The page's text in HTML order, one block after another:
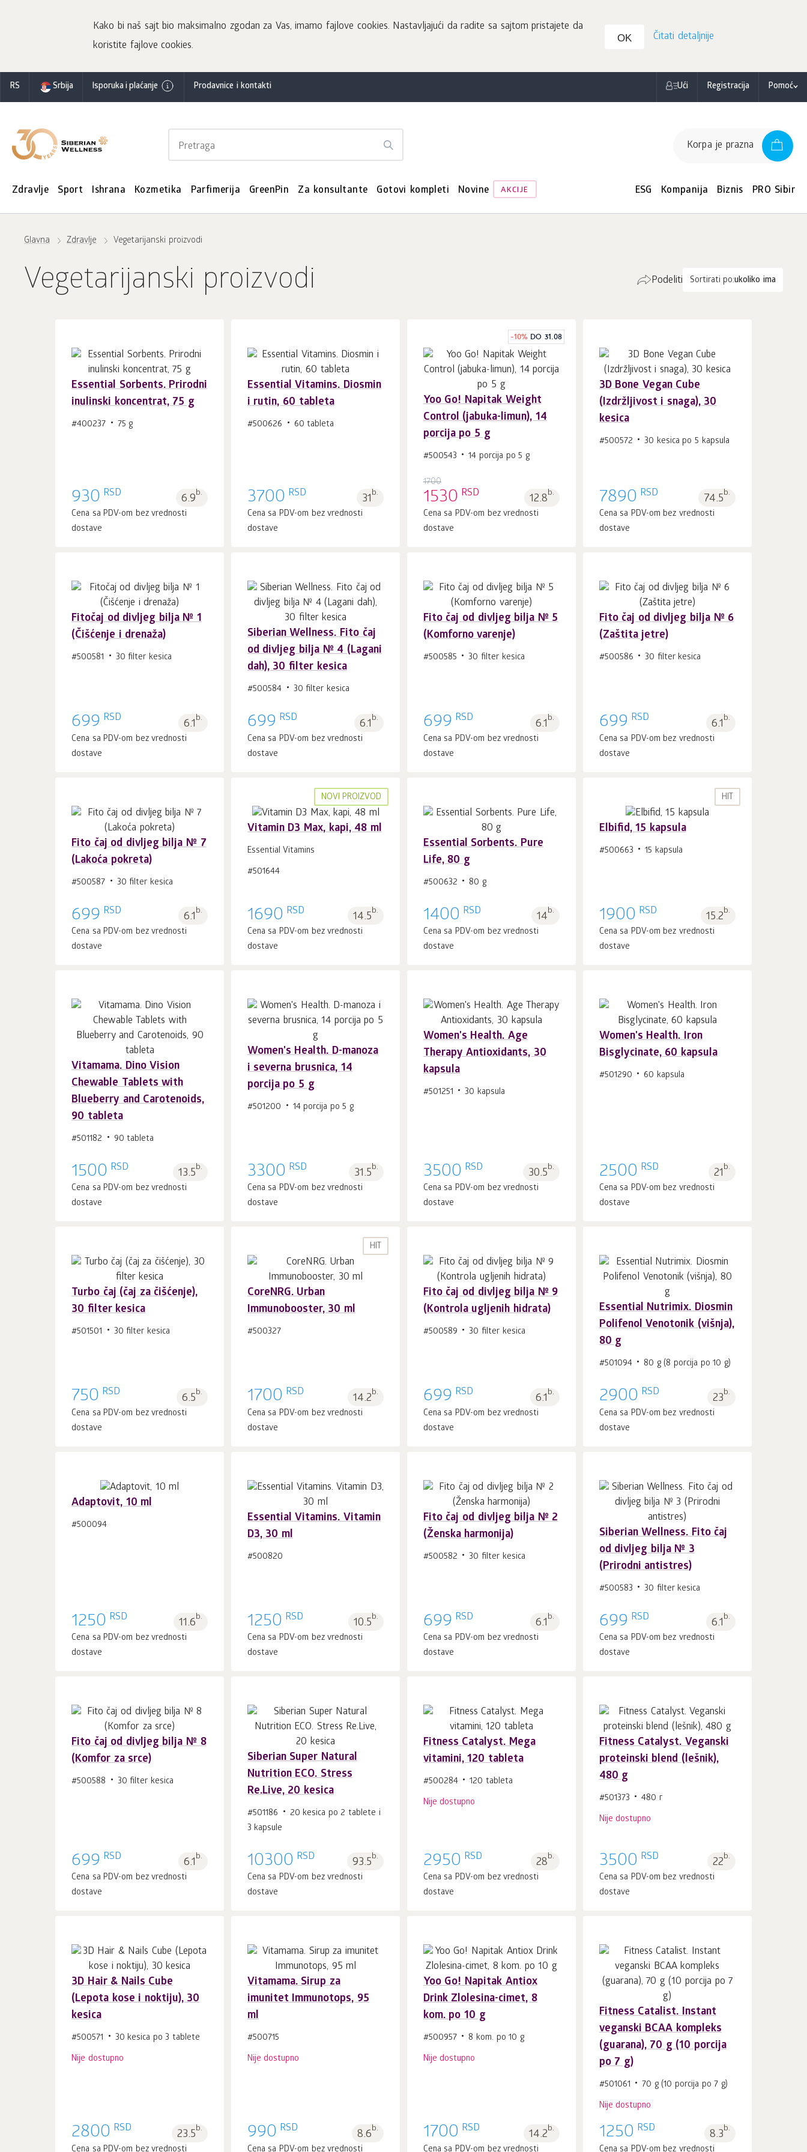
Kako bi naš sajt bio maksimalno zgodan za Vas, imamo fajlove cookies. Nastavljajući da radite sa sajtom pristajete da
koristite fajlove cookies.
OK Čitati detaljnije
RS Srbija Isporuka i plaćanje Prodavnice i kontakti Ući Registracija Pomoć
Korpa je prazna
Zdravlje Sport Ishrana Kozmetika Parfimerija GreenPin Za konsultante Gotovi kompleti Novine AKCIJE ESG Kompanija Biznis PRO Sibir
Glavna Zdravlje Vegetarijanski proizvodi
Vegetarijanski proizvodi Sortirati po:ukoliko ima
Podeliti
Essential Sorbents. Prirodni
inulinski koncentrat, 75 g
#400237 75 g
930 RSD 6.9b.
Cena sa PDV-om bez vrednosti
dostave
Essential Vitamins. Diosmin
i rutin, 60 tableta
#500626 60 tableta
3700 RSD 31b.
Cena sa PDV-om bez vrednosti
dostave
-10% DO 31.08
Yoo Gо! Napitak Weight
Control (jabuka-limun), 14
porcija po 5 g
#500543 14 porcija po 5 g
1700
1530 RSD 12.8b.
Cena sa PDV-om bez vrednosti
dostave
U korpu 1 kom.
3D Bone Vegan Cube
(Izdržljivost i snaga), 30
kesica
#500572 30 kesica po 5 kapsula
7890 RSD 74.5b.
Cena sa PDV-om bez vrednosti
dostave
Fitočaj od divljeg bilja № 1
(Čišćenje i drenaža)
#500581 30 filter kesica
699 RSD 6.1b.
Cena sa PDV-om bez vrednosti
dostave
Siberian Wellness. Fito čaj
od divljeg bilja № 4 (Lagani
dah), 30 filter kesica
#500584 30 filter kesica
699 RSD 6.1b.
Cena sa PDV-om bez vrednosti
dostave
U korpu 1kom.
Fito čaj od divljeg bilja № 5
(Komforno varenje)
#500585 30 filter kesica
699 RSD 6.1b.
Cena sa PDV-om bez vrednosti
dostave
Fito čaj od divljeg bilja № 6
(Zaštita jetre)
#500586 30 filter kesica
699 RSD 6.1b.
Cena sa PDV-om bez vrednosti
dostave
Fito čaj od divljeg bilja № 7
(Lakoća pokreta)
#500587 30 filter kesica
699 RSD 6.1b.
Cena sa PDV-om bez vrednosti
dostave
NOVI PROIZVOD
Vitamin D3 Max, kapi, 48 ml
Essential Vitamins
#501644
1690 RSD 14.5b.
Cena sa PDV-om bez vrednosti
dostave
Essential Sorbents. Pure
Life, 80 g
#500632 80 g
1400 RSD 14b.
Cena sa PDV-om bez vrednosti
dostave
HIT
Elbifid, 15 kapsula
#500663 15 kapsula
1900 RSD 15.2b.
Cena sa PDV-om bez vrednosti
dostave
Vitamama. Dino Vision
Chewable Tablets with
Blueberry and Carotenoids,
90 tableta
#501182 90 tableta
1500 RSD 13.5b.
Cena sa PDV-om bez vrednosti
dostave
U korpu 1 kom.
Women's Health. D-manoza
i severna brusnica, 14
porcija po 5 g
#501200 14 porcija po 5 g
3300 RSD 31.5b.
Cena sa PDV-om bez vrednosti
dostave
U korpu 1kom.
Women's Health. Age
Тhеrару Antioxidants, 30
kapsula
#501251 30 kapsula
3500 RSD 30.5b.
Cena sa PDV-om bez vrednosti
dostave
Women's Health. Iron
Bisglycinate, 60 kapsula
#501290 60 kapsula
2500 RSD 21b.
Cena sa PDV-om bez vrednosti
dostave
Turbo čaj (čaj za čišćenje),
30 filter kesica
#501501 30 filter kesica
750 RSD 6.5b.
Cena sa PDV-om bez vrednosti
dostave
HIT
CoreNRG. Urban
Immunobooster, 30 ml
#500327
1700 RSD 14.2b.
Cena sa PDV-om bez vrednosti
dostave
Fito čaj od divljeg bilja № 9
(Kontrola ugljenih hidrata)
#500589 30 filter kesica
699 RSD 6.1b.
Cena sa PDV-om bez vrednosti
dostave
Essential Nutrimix. Diosmin
Polifenol Venotonik (višnja),
80 g
#501094 80 g (8 porcija po 10 g)
2900 RSD 23b.
Cena sa PDV-om bez vrednosti
dostave
U korpu 1kom.
Adaptovit, 10 ml
#500094
1250 RSD 11.6b.
Cena sa PDV-om bez vrednosti
dostave
Essential Vitamins. Vitamin
D3, 30 ml
#500820
1250 RSD 10.5b.
Cena sa PDV-om bez vrednosti
dostave
Fito čaj od divljeg bilja № 2
(Ženska harmonija)
#500582 30 filter kesica
699 RSD 6.1b.
Cena sa PDV-om bez vrednosti
dostave
Siberian Wellness. Fito čaj
od divljeg bilja № 3
(Prirodni antistres)
#500583 30 filter kesica
699 RSD 6.1b.
Cena sa PDV-om bez vrednosti
dostave
U korpu 1kom.
Fito čaj od divljeg bilja № 8
(Komfor za srce)
#500588 30 filter kesica
699 RSD 6.1b.
Cena sa PDV-om bez vrednosti
dostave
Siberian Super Natural
Nutrition ECO. Stress
Re.Live, 20 kesica
#501186
20 kesica po 2 tablete i
3 kapsule
10300 RSD 93.5b.
Cena sa PDV-om bez vrednosti
dostave
U korpu 1kom.
Fitness Catalyst. Mega
vitamini, 120 tableta
#500284 120 tableta
Nije dostupno
2950 RSD 28b.
Cena sa PDV-om bez vrednosti
dostave
Fitness Catalyst. Veganski
proteinski blend (lešnik),
480 g
#501373 480 г
Nije dostupno
3500 RSD 22b.
Cena sa PDV-om bez vrednosti
dostave
3D Hair & Nails Cube
(Lepota kose i noktiju), 30
kesica
#500571 30 kesica po 3 tablete
Nije dostupno
2800 RSD 23.5b.
Cena sa PDV-om bez vrednosti
Vitamama. Sirup za
imunitet Immunotops, 95
ml
#500715
Nije dostupno
990 RSD 8.6b.
Cena sa PDV-om bez vrednosti
Yoo Gо! Napitak Antiox
Drink Zlolesina-cimet, 8
kom. po 10 g
#500957 8 kom. po 10 g
Nije dostupno
1700 RSD 14.2b.
Cena sa PDV-om bez vrednosti
Fitness Catalist. Instant
veganski BCAA kompleks
(guarana), 70 g (10 porcija
po 7 g)
#501061 70 g (10 porcija po 7 g)
Nije dostupno
1250 RSD 8.3b.
Cena sa PDV-om bez vrednosti